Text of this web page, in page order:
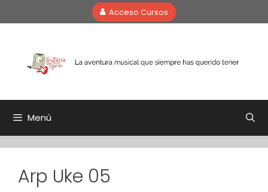
al
Acceso Cursos
Menú
Arp Uke 05